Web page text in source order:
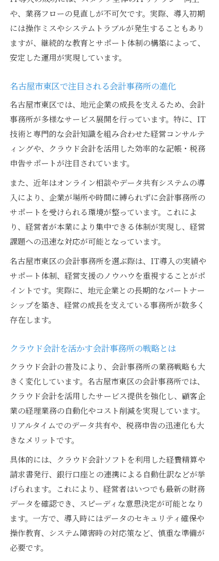
や、業務フローの見直しが不可欠です。実際、導入初期
には操作ミスやシステムトラブルが発生することもあり
ますが、継続的な教育とサポート体制の構築によって、
安定した運用が実現しています。
名古屋市東区で注目される会計事務所の進化
名古屋市東区では、地元企業の成長を支えるため、会計
事務所が多様なサービス展開を行っています。特に、IT
技術と専門的な会計知識を組み合わせた経営コンサルテ
ィングや、クラウド会計を活用した効率的な記帳・税務
申告サポートが注目されています。
また、近年はオンライン相談やデータ共有システムの導
入により、企業が場所や時間に縛られずに会計事務所の
サポートを受けられる環境が整っています。これによ
り、経営者が本業により集中できる体制が実現し、経営
課題への迅速な対応が可能となっています。
名古屋市東区の会計事務所を選ぶ際は、IT導入の実績や
サポート体制、経営支援のノウハウを重視することがポ
イントです。実際に、地元企業との長期的なパートナー
シップを築き、経営の成長を支えている事務所が数多く
存在します。
クラウド会計を活かす会計事務所の戦略とは
クラウド会計の普及により、会計事務所の業務戦略も大
きく変化しています。名古屋市東区の会計事務所では、
クラウド会計を活用したサービス提供を強化し、顧客企
業の経理業務の自動化やコスト削減を実現しています。
リアルタイムでのデータ共有や、税務申告の迅速化も大
きなメリットです。
具体的には、クラウド会計ソフトを利用した経費精算や
請求書発行、銀行口座との連携による自動仕訳などが挙
げられます。これにより、経営者はいつでも最新の財務
データを確認でき、スピーディな意思決定が可能となり
ます。一方で、導入時にはデータのセキュリティ確保や
操作教育、システム障害時の対応策など、慎重な準備が
必要です。